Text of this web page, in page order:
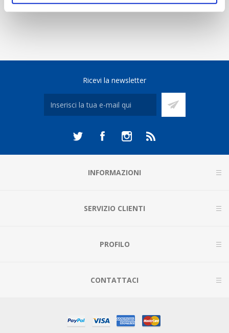
Ricevi la newsletter
INFORMAZIONI
SERVIZIO CLIENTI
PROFILO
CONTATTACI